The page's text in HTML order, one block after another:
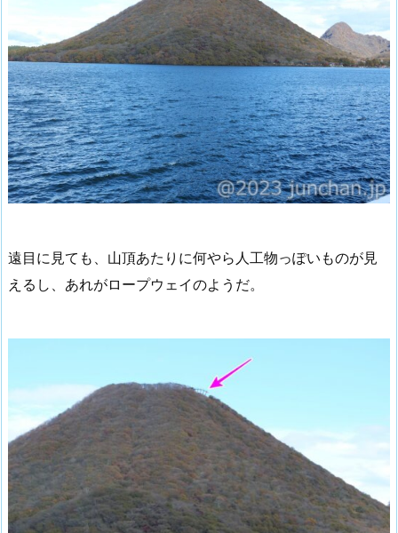
遠目に見ても、山頂あたりに何やら人工物っぽいものが見
えるし、あれがロープウェイのようだ。